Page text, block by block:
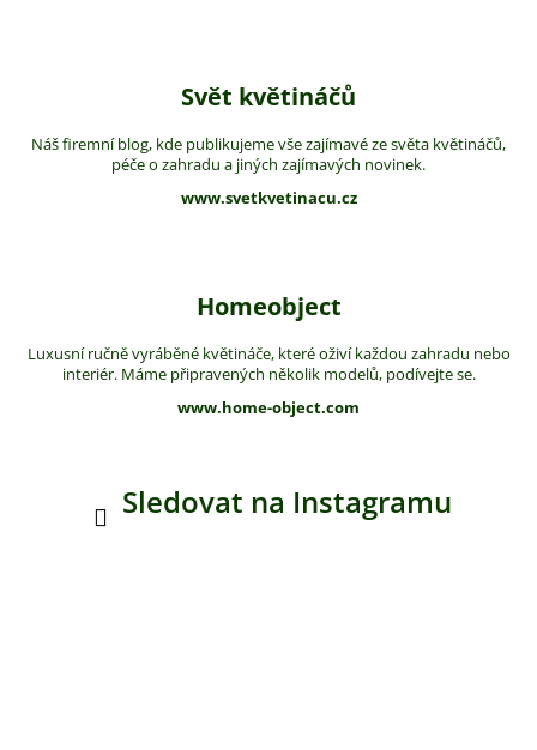
Svět květináčů
Náš firemní blog, kde publikujeme vše zajímavé ze světa květináčů,
péče o zahradu a jiných zajímavých novinek.
www.svetkvetinacu.cz
Homeobject
Luxusní ručně vyráběné květináče, které oživí každou zahradu nebo
interiér. Máme připravených několik modelů, podívejte se.
www.home-object.com
Sledovat na Instagramu